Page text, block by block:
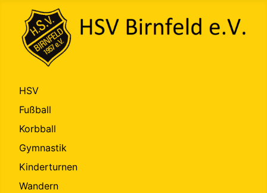
HSV
Fußball
Korbball
Gymnastik
Kinderturnen
Wandern